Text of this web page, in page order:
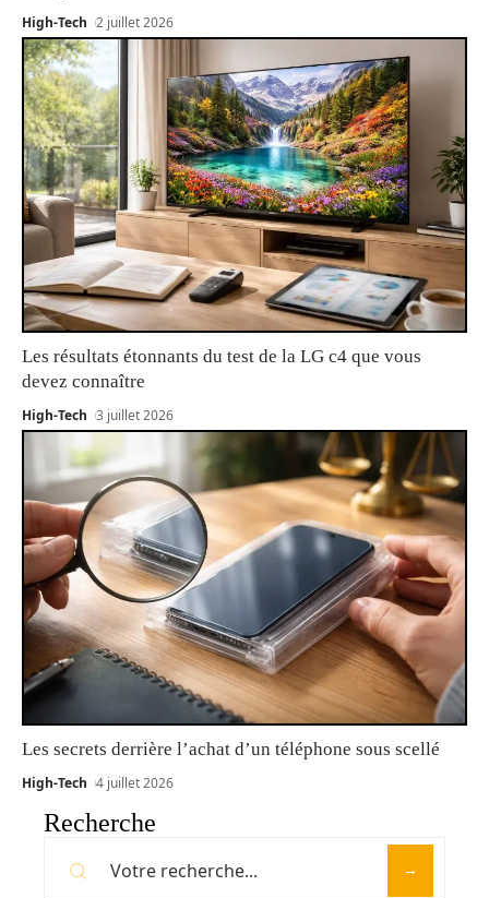
High-Tech 2 juillet 2026
Les résultats étonnants du test de la LG c4 que vous
devez connaître
High-Tech 3 juillet 2026
Les secrets derrière l’achat d’un téléphone sous scellé
High-Tech 4 juillet 2026
Recherche